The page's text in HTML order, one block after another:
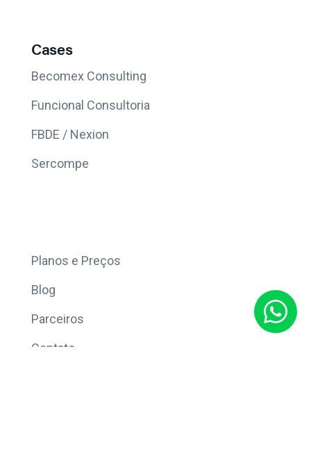
Cases
Becomex Consulting
Funcional Consultoria
FBDE / Nexion
Sercompe
Planos e Preços
Blog
Parceiros
Contato